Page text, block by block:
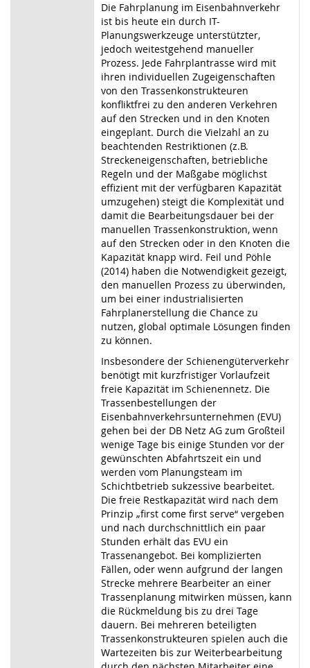
Die Fahrplanung im Eisenbahnverkehr
ist bis heute ein durch IT-
Planungswerkzeuge unterstützter,
jedoch weitestgehend manueller
Prozess. Jede Fahrplantrasse wird mit
ihren individuellen Zugeigenschaften
von den Trassenkonstrukteuren
konfliktfrei zu den anderen Verkehren
auf den Strecken und in den Knoten
eingeplant. Durch die Vielzahl an zu
beachtenden Restriktionen (z.B.
Streckeneigenschaften, betriebliche
Regeln und der Maßgabe möglichst
effizient mit der verfügbaren Kapazität
umzugehen) steigt die Komplexität und
damit die Bearbeitungsdauer bei der
manuellen Trassenkonstruktion, wenn
auf den Strecken oder in den Knoten die
Kapazität knapp wird. Feil und Pöhle
(2014) haben die Notwendigkeit gezeigt,
den manuellen Prozess zu überwinden,
um bei einer industrialisierten
Fahrplanerstellung die Chance zu
nutzen, global optimale Lösungen finden
zu können.
Insbesondere der Schienengüterverkehr
benötigt mit kurzfristiger Vorlaufzeit
freie Kapazität im Schienennetz. Die
Trassenbestellungen der
Eisenbahnverkehrsunternehmen (EVU)
gehen bei der DB Netz AG zum Großteil
wenige Tage bis einige Stunden vor der
gewünschten Abfahrtszeit ein und
werden vom Planungsteam im
Schichtbetrieb sukzessive bearbeitet.
Die freie Restkapazität wird nach dem
Prinzip „first come first serve“ vergeben
und nach durchschnittlich ein paar
Stunden erhält das EVU ein
Trassenangebot. Bei komplizierten
Fällen, oder wenn aufgrund der langen
Strecke mehrere Bearbeiter an einer
Trassenplanung mitwirken müssen, kann
die Rückmeldung bis zu drei Tage
dauern. Bei mehreren beteiligten
Trassenkonstrukteuren spielen auch die
Wartezeiten bis zur Weiterbearbeitung